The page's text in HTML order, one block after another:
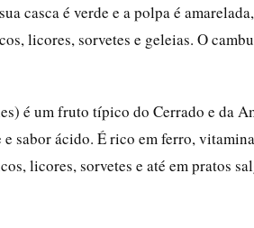
casca é verde e a polpa é
licores, sorvetes e geleias. O
é um fruto típico do Cerrado e da
sabor ácido. É rico em ferro,
licores, sorvetes e até em pratos